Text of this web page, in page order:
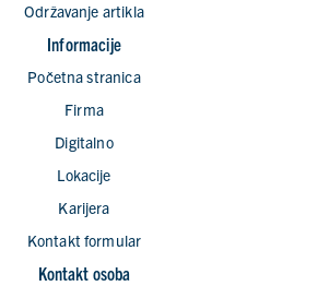
Održavanje artikla
Informacije
Početna stranica
Firma
Digitalno
Lokacije
Karijera
Kontakt formular
Kontakt osoba